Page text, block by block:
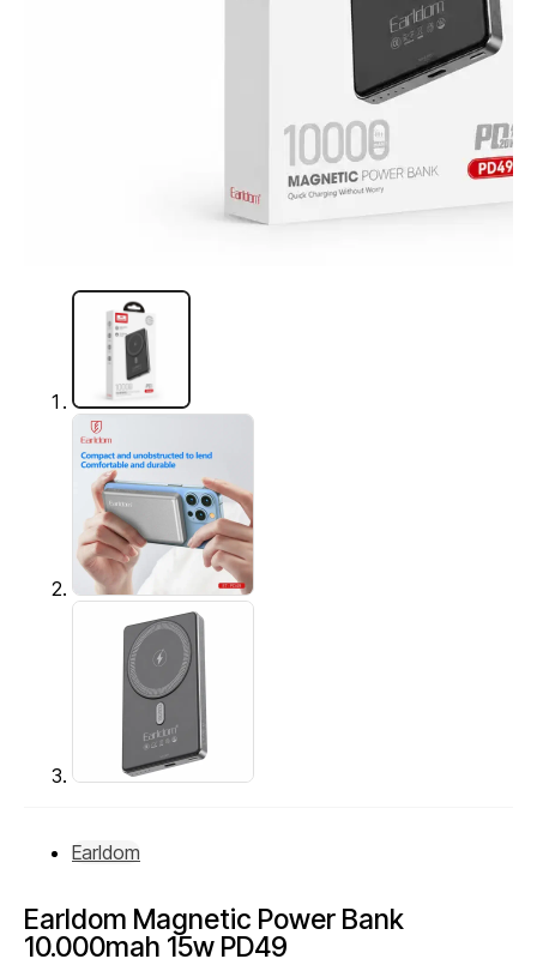
Earldom
Earldom Magnetic Power Bank
10.000mah 15w PD49